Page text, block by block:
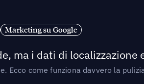
Marketing su Google
ma i dati di
Ecco come funziona davvero la